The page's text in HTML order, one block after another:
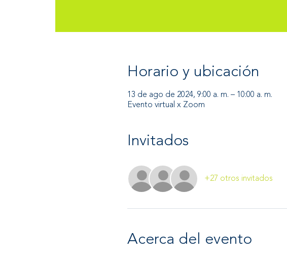
Horario y ubicación
13 de ago de 2024, 9:00 a. m. – 10:00 a. m.
Evento virtual x Zoom
Invitados
+27 otros invitados
Acerca del evento